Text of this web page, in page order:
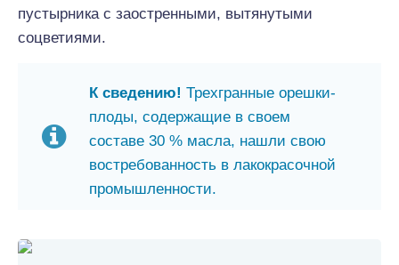
пустырника с заостренными, вытянутыми
соцветиями.
К сведению! Трехгранные орешки-
плоды, содержащие в своем
составе 30 % масла, нашли свою
востребованность в лакокрасочной
промышленности.